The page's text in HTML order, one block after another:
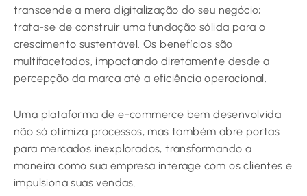
transcende a mera digitalização do seu negócio;
trata-se de construir uma fundação sólida para o
crescimento sustentável. Os benefícios são
multifacetados, impactando diretamente desde a
percepção da marca até a eficiência operacional.
Uma plataforma de e-commerce bem desenvolvida
não só otimiza processos, mas também abre portas
para mercados inexplorados, transformando a
maneira como sua empresa interage com os clientes e
impulsiona suas vendas.